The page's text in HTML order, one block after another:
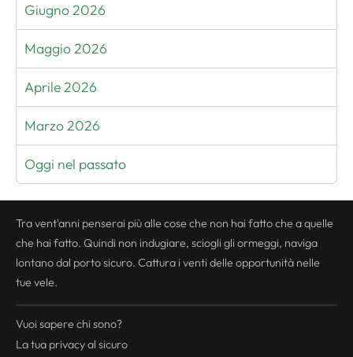
Giugno 2026
Maggio 2026
Aprile 2026
Marzo 2026
Oggi nel passato
Tra vent'anni penserai più alle cose che non hai fatto che a quelle
che hai fatto. Quindi non indugiare, sciogli gli ormeggi, naviga
lontano dal porto sicuro. Cattura i venti delle opportunità nelle
tue vele.
Vuoi sapere chi sono?
La tua privacyal sicuro